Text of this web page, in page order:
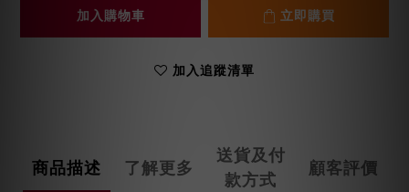
加入購物車 立即購買
加入追蹤清單
商品描述 了解更多
送貨及付
款方式
顧客評價